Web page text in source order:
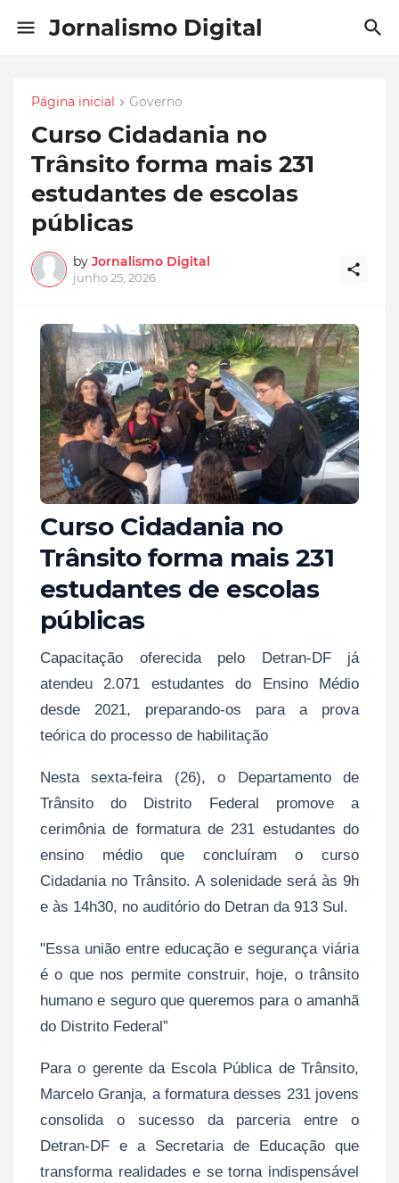
Jornalismo Digital
Página inicial Governo
Curso Cidadania no
Trânsito forma mais 231
estudantes de escolas
públicas
by Jornalismo Digital
junho 25, 2026
Curso Cidadania no
Trânsito forma mais 231
estudantes de escolas
públicas
Capacitação oferecida pelo Detran-DF já
atendeu 2.071 estudantes do Ensino Médio
desde 2021, preparando-os para a prova
teórica do processo de habilitação
Nesta sexta-feira (26), o Departamento de
Trânsito do Distrito Federal promove a
cerimônia de formatura de 231 estudantes do
ensino médio que concluíram o curso
Cidadania no Trânsito. A solenidade será às 9h
e às 14h30, no auditório do Detran da 913 Sul.
"Essa união entre educação e segurança viária
é o que nos permite construir, hoje, o trânsito
humano e seguro que queremos para o amanhã
do Distrito Federal”
Para o gerente da Escola Pública de Trânsito,
Marcelo Granja, a formatura desses 231 jovens
consolida o sucesso da parceria entre o
Detran-DF e a Secretaria de Educação que
transforma realidades e se torna indispensável